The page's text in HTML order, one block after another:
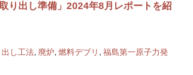
り出し準備」2024年8月レポートを紹
し工法, 廃炉, 燃料デブリ , 福島第一原子力発